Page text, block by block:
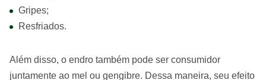
Gripes;
Resfriados.
Além disso, o endro também pode ser consumidor
juntamente ao mel ou gengibre. Dessa maneira, seu efeito